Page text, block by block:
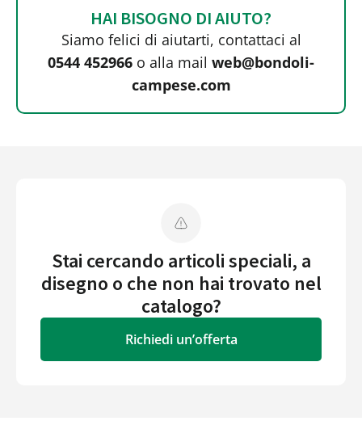
HAI BISOGNO DI AIUTO?
Siamo felici di aiutarti, contattaci al
0544 452966 o alla mail web@bondoli-
campese.com
Stai cercando articoli speciali, a
disegno o che non hai trovato nel
catalogo?
Richiedi un’offerta